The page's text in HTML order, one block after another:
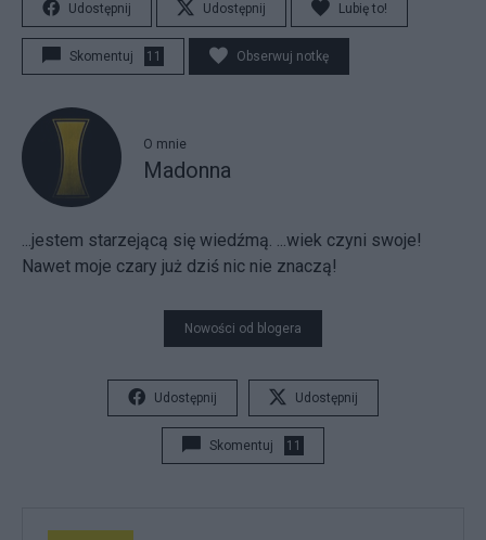
Udostępnij Udostępnij Lubię to!
Skomentuj 11 Obserwuj notkę
O mnie
Madonna
...jestem starzejącą się wiedźmą. ...wiek czyni swoje!
Nawet moje czary już dziś nic nie znaczą!
Nowości od blogera
Udostępnij Udostępnij
Skomentuj 11